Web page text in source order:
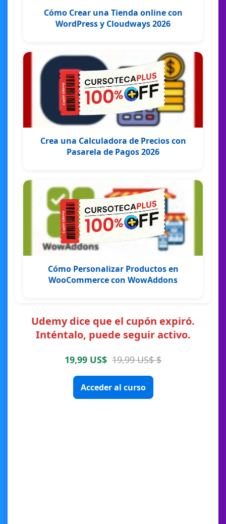
Cómo Crear una Tienda online con
WordPress y Cloudways 2026
Crea una Calculadora de Precios con
Pasarela de Pagos 2026
Cómo Personalizar Productos en
WooCommerce con WowAddons
Udemy dice que el cupón expiró.
Inténtalo, puede seguir activo.
19,99 US$ 19,99 US$ $
Acceder al curso